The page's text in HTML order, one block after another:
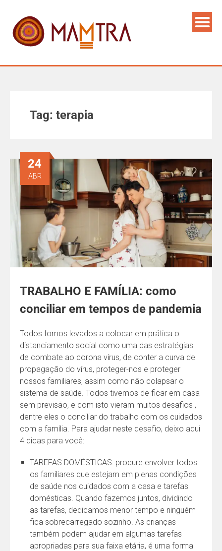
Tag: terapia
TRABALHO E FAMÍLIA: como
conciliar em tempos de pandemia
24
ABR
Todos fomos levados a colocar em prática o
distanciamento social como uma das estratégias
de combate ao corona vírus, de conter a curva de
propagação do vírus, proteger-nos e proteger
nossos familiares, assim como não colapsar o
sistema de saúde. Todos tivemos de ficar em casa
sem previsão, e com isto vieram muitos desafios ,
dentre eles o conciliar do trabalho com os cuidados
com a família. Para ajudar neste desafio, deixo aqui
4 dicas para você:
TAREFAS DOMÉSTICAS: procure envolver todos
os familiares que estejam em plenas condições
de saúde nos cuidados com a casa e tarefas
domésticas. Quando fazemos juntos, dividindo
as tarefas, dedicamos menor tempo e ninguém
fica sobrecarregado sozinho. As crianças
também podem ajudar em algumas tarefas
apropriadas para sua faixa etária, é uma forma